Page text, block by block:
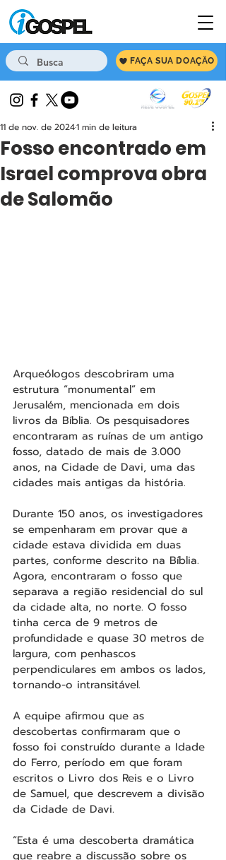
FAÇA SUA DOAÇÃO
Fosso encontrado em
Israel comprova obra
de Salomão
11 de nov. de 20241 min de leitura
Arqueólogos descobriram uma
estrutura “monumental” em
Jerusalém, mencionada em dois
livros da Bíblia. Os pesquisadores
encontraram as ruínas de um antigo
fosso, datado de mais de 3.000
anos, na Cidade de Davi, uma das
cidades mais antigas da história.
Durante 150 anos, os investigadores
se empenharam em provar que a
cidade estava dividida em duas
partes, conforme descrito na Bíblia.
Agora, encontraram o fosso que
separava a região residencial do sul
da cidade alta, no norte. O fosso
tinha cerca de 9 metros de
profundidade e quase 30 metros de
largura, com penhascos
perpendiculares em ambos os lados,
tornando-o intransitável.
A equipe afirmou que as
descobertas confirmaram que o
fosso foi construído durante a Idade
do Ferro, período em que foram
escritos o Livro dos Reis e o Livro
de Samuel, que descrevem a divisão
da Cidade de Davi.
“Esta é uma descoberta dramática
que reabre a discussão sobre os